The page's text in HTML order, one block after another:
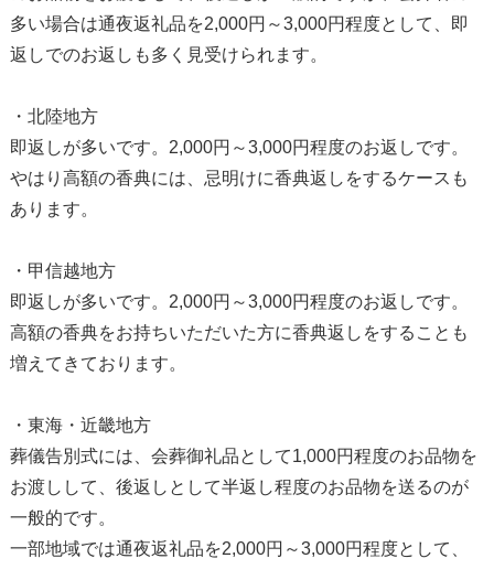
多い場合は通夜返礼品を2,000円～3,000円程度として、即
返しでのお返しも多く見受けられます。
・北陸地方
即返しが多いです。2,000円～3,000円程度のお返しです。
やはり高額の香典には、忌明けに香典返しをするケースも
あります。
・甲信越地方
即返しが多いです。2,000円～3,000円程度のお返しです。
高額の香典をお持ちいただいた方に香典返しをすることも
増えてきております。
・東海・近畿地方
葬儀告別式には、会葬御礼品として1,000円程度のお品物を
お渡しして、後返しとして半返し程度のお品物を送るのが
一般的です。
一部地域では通夜返礼品を2,000円～3,000円程度として、